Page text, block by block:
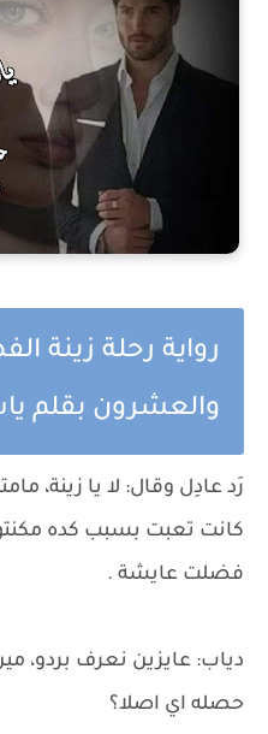
رواية رحلة زينة
والعشرون بقلم
رَد عادِل وقال: لا يا زينة،
كانت تعبت بسبب كده
فضلت عايشة .
دياب: عايزين نعرف بردو،
حصله اي اصلا؟